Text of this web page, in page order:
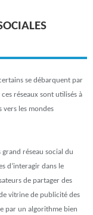
se débarquent par
réseaux sont utilisés à
vers les mondes
grand réseau social du
d’interagir dans le
de partager des
vitrine de publicité des
par un algorithme bien